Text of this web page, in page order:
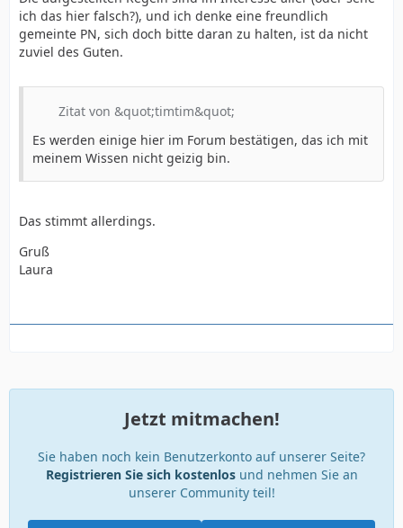
ich das hier falsch?), und ich denke eine freundlich
gemeinte PN, sich doch bitte daran zu halten, ist da nicht
zuviel des Guten.
Zitat von &quot;timtim&quot;
Es werden einige hier im Forum bestätigen, das ich mit
meinem Wissen nicht geizig bin.
Das stimmt allerdings.
Gruß
Laura
Jetzt mitmachen!
Sie haben noch kein Benutzerkonto auf unserer Seite?
Registrieren Sie sich kostenlosund nehmen Sie an
unserer Community teil!